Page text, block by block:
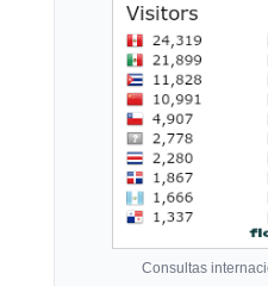
Consultas